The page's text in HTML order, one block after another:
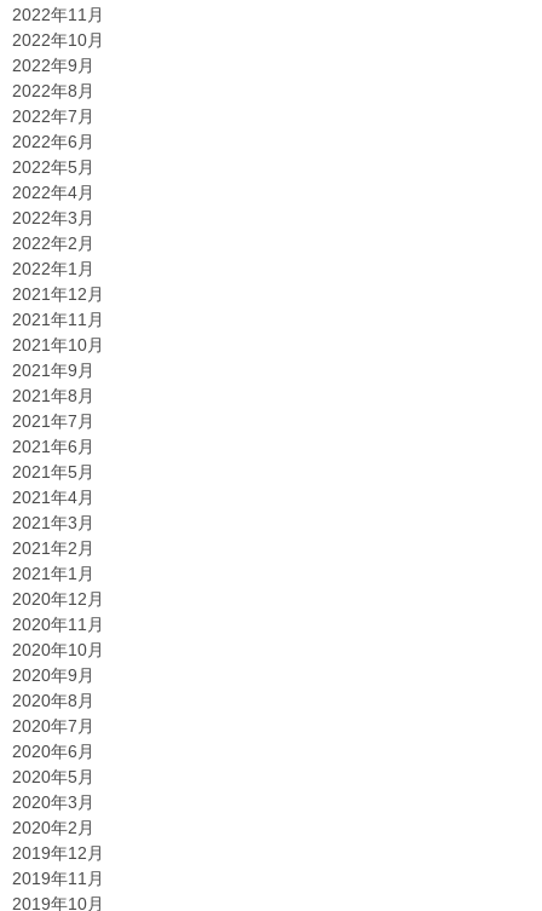
2022年11月
2022年10月
2022年9月
2022年8月
2022年7月
2022年6月
2022年5月
2022年4月
2022年3月
2022年2月
2022年1月
2021年12月
2021年11月
2021年10月
2021年9月
2021年8月
2021年7月
2021年6月
2021年5月
2021年4月
2021年3月
2021年2月
2021年1月
2020年12月
2020年11月
2020年10月
2020年9月
2020年8月
2020年7月
2020年6月
2020年5月
2020年3月
2020年2月
2019年12月
2019年11月
2019年10月